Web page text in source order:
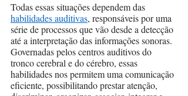
Todas essas situações dependem das
habilidades auditivas, responsáveis por uma
série de processos que vão desde a detecção
até a interpretação das informações sonoras.
Governadas pelos centros auditivos do
tronco cerebral e do cérebro, essas
habilidades nos permitem uma comunicação
eficiente, possibilitando prestar atenção,